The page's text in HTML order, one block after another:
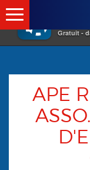
×
Gratuit -
APE